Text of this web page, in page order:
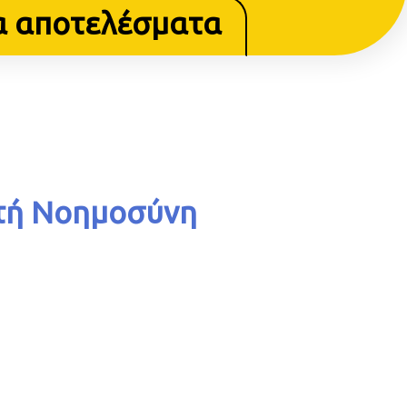
αποτελέσματα
Νοημοσύνη